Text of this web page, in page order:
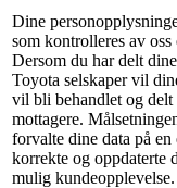
Dine
som kontrolleres av
Dersom du har delt
Toyota selskaper vil
vil bli behandlet og delt
mottagere.
forvalte dine data på
korrekte og oppdaterte
mulig kundeopplevelse.